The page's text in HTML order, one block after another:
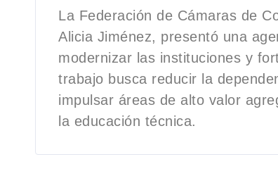
La Federación de Cámaras de
Alicia Jiménez, presentó una
modernizar las instituciones y
trabajo busca reducir la
impulsar áreas de alto valor
la educación técnica.